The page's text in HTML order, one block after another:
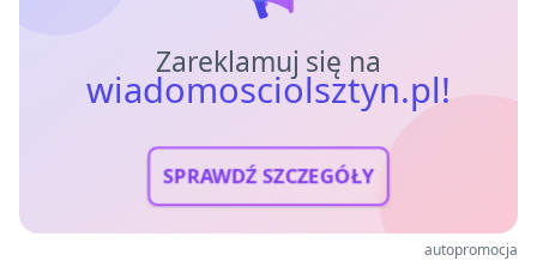
Zareklamuj się na
wiadomosciolsztyn.pl!
SPRAWDŹ SZCZEGÓŁY
autopromocja